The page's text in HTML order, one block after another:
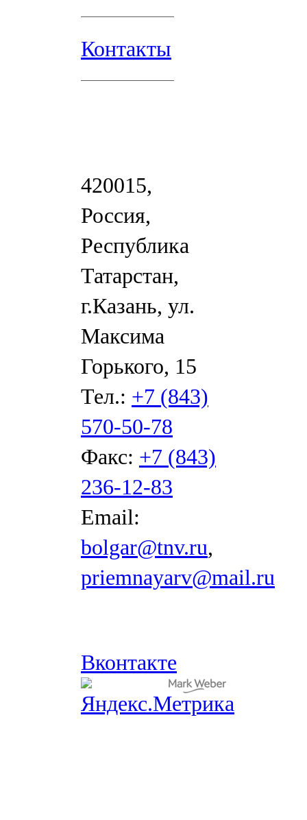
Контакты
420015,
Россия,
Республика
Татарстан,
г.Казань, ул.
Максима
Горького, 15
Тел.: +7 (843)
570-50-78
Факс: +7 (843)
236-12-83
Email:
bolgar@tnv.ru,
priemnayarv@mail.ru
Вконтакте